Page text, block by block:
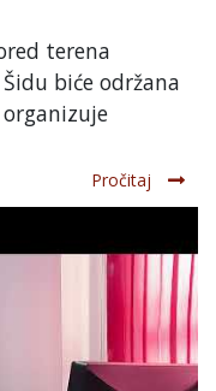
terena
biće održana
Pročitaj